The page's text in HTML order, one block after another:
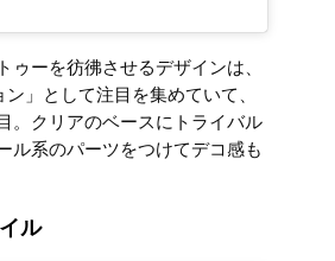
ーを彷彿させるデザインは、
ン」として注目を集めていて、
。クリアのベースにトライバル
ル系のパーツをつけてデコ感も
ル